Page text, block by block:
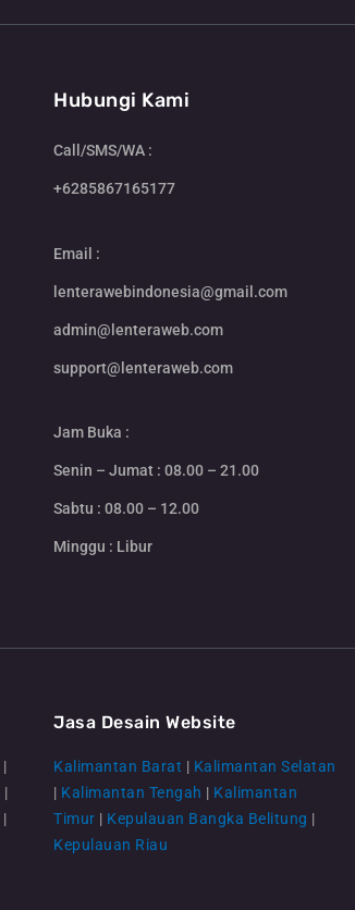
Hubungi Kami
Call/SMS/WA :
+6285867165177
Email :
lenterawebindonesia@gmail.com
admin@lenteraweb.com
support@lenteraweb.com
Jam Buka :
Senin – Jumat : 08.00 – 21.00
Sabtu : 08.00 – 12.00
Minggu : Libur
|
|
|
Jasa Desain Website
Kalimantan Barat | Kalimantan Selatan
| Kalimantan Tengah | Kalimantan
Timur | Kepulauan Bangka Belitung |
Kepulauan Riau